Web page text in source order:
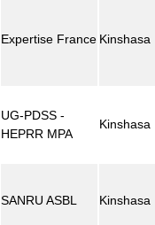
Expertise France Kinshasa
UG-PDSS -
HEPRR MPA
Kinshasa
SANRU ASBL Kinshasa